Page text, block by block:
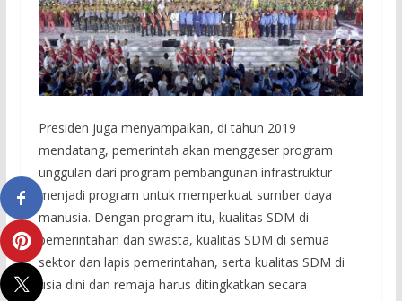
Presiden juga menyampaikan, di tahun 2019
mendatang, pemerintah akan menggeser program
unggulan dari program pembangunan infrastruktur
menjadi program untuk memperkuat sumber daya
manusia. Dengan program itu, kualitas SDM di
pemerintahan dan swasta, kualitas SDM di semua
sektor dan lapis pemerintahan, serta kualitas SDM di
usia dini dan remaja harus ditingkatkan secara